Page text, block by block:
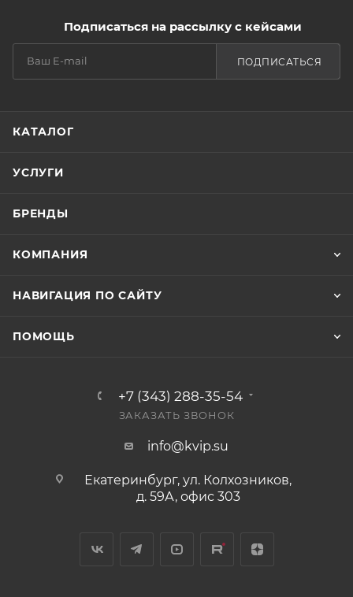
Подписаться на рассылку с кейсами
ПОДПИСАТЬСЯ
КАТАЛОГ
УСЛУГИ
БРЕНДЫ
КОМПАНИЯ
НАВИГАЦИЯ ПО САЙТУ
ПОМОЩЬ
+7 (343) 288-35-54
ЗАКАЗАТЬ ЗВОНОК
info@kvip.su
Екатеринбург, ул. Колхозников,
д. 59А, офис 303